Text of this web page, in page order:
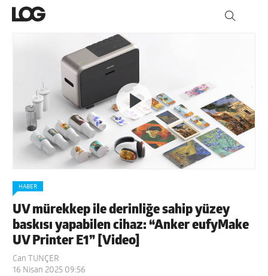
HABER
UV mürekkep ile derinliğe sahip yüzey
baskısı yapabilen cihaz: “Anker eufyMake
UV Printer E1” [Video]
Can TUNÇER
16 Nisan 2025 09:56